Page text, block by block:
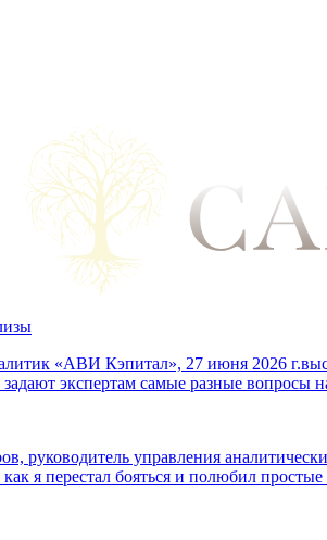
«АВИ Кэпитал», 27 июня 2026
задают экспертам самые разные вопросы
руководитель управления
я перестал бояться и полюбил